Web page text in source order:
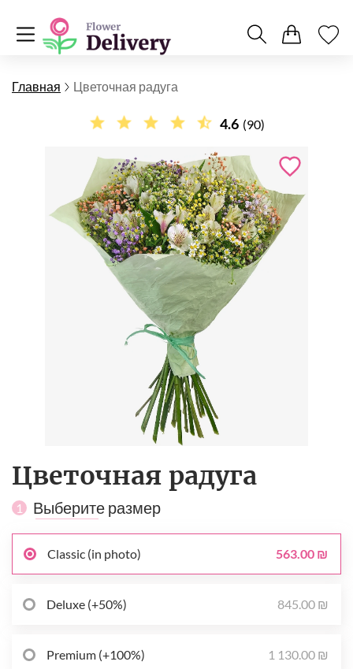
Главная Цветочная радуга
4.6 (90)
Цветочная радуга
1 Выберите размер
Classic (in photo) 563.00 ₪
Deluxe (+50%) 845.00 ₪
Premium (+100%) 1 130.00 ₪